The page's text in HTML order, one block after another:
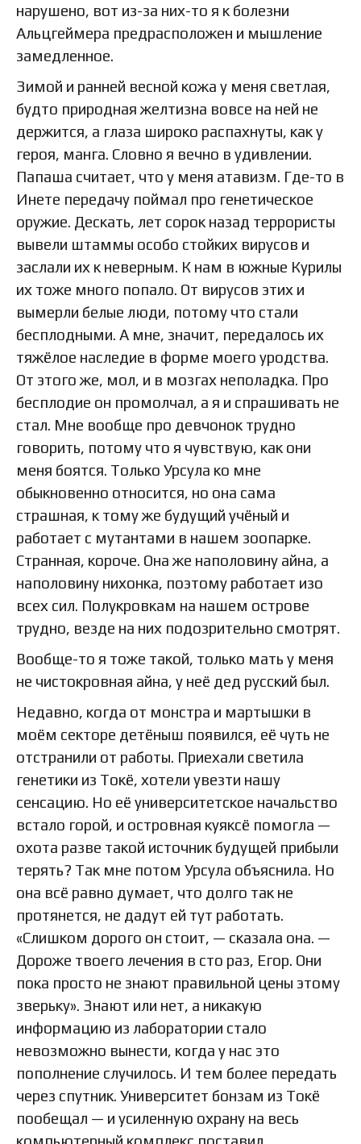
нарушено, вот из-за них-то я к болезни
Альцгеймера предрасположен и мышление
замедленное.
Зимой и ранней весной кожа у меня светлая,
будто природная желтизна вовсе на ней не
держится, а глаза широко распахнуты, как у
героя, манга. Словно я вечно в удивлении.
Папаша считает, что у меня атавизм. Где-то в
Инете передачу поймал про генетическое
оружие. Дескать, лет сорок назад террористы
вывели штаммы особо стойких вирусов и
заслали их к неверным. К нам в южные Курилы
их тоже много попало. От вирусов этих и
вымерли белые люди, потому что стали
бесплодными. А мне, значит, передалось их
тяжёлое наследие в форме моего уродства.
От этого же, мол, и в мозгах неполадка. Про
бесплодие он промолчал, а я и спрашивать не
стал. Мне вообще про девчонок трудно
говорить, потому что я чувствую, как они
меня боятся. Только Урсула ко мне
обыкновенно относится, но она сама
страшная, к тому же будущий учёный и
работает с мутантами в нашем зоопарке.
Странная, короче. Она же наполовину айна, а
наполовину нихонка, поэтому работает изо
всех сил. Полукровкам на нашем острове
трудно, везде на них подозрительно смотрят.
Вообще-то я тоже такой, только мать у меня
не чистокровная айна, у неё дед русский был.
Недавно, когда от монстра и мартышки в
моём секторе детёныш появился, её чуть не
отстранили от работы. Приехали светила
генетики из Токё, хотели увезти нашу
сенсацию. Но её университетское начальство
встало горой, и островная куяксё помогла —
охота разве такой источник будущей прибыли
терять? Так мне потом Урсула объяснила. Но
она всё равно думает, что долго так не
протянется, не дадут ей тут работать.
«Слишком дорого он стоит, — сказала она. —
Дороже твоего лечения в сто раз, Егор. Они
пока просто не знают правильной цены этому
зверьку». Знают или нет, а никакую
информацию из лаборатории стало
невозможно вынести, когда у нас это
пополнение случилось. И тем более передать
через спутник. Университет бонзам из Токё
пообещал — и усиленную охрану на весь